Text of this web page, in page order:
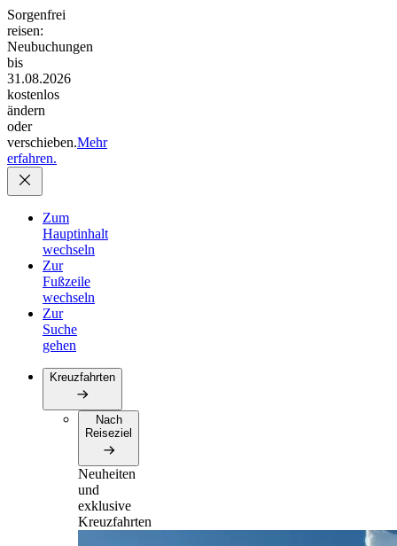
Sorgenfrei
reisen:
Neubuchungen
bis
31.08.2026
kostenlos
ändern
oder
verschieben.Mehr
erfahren.
Zum
Hauptinhalt
wechseln
Zur
Fußzeile
wechseln
Zur
Suche
gehen
Kreuzfahrten
Nach
Reiseziel
Neuheiten
und
exklusive
Kreuzfahrten